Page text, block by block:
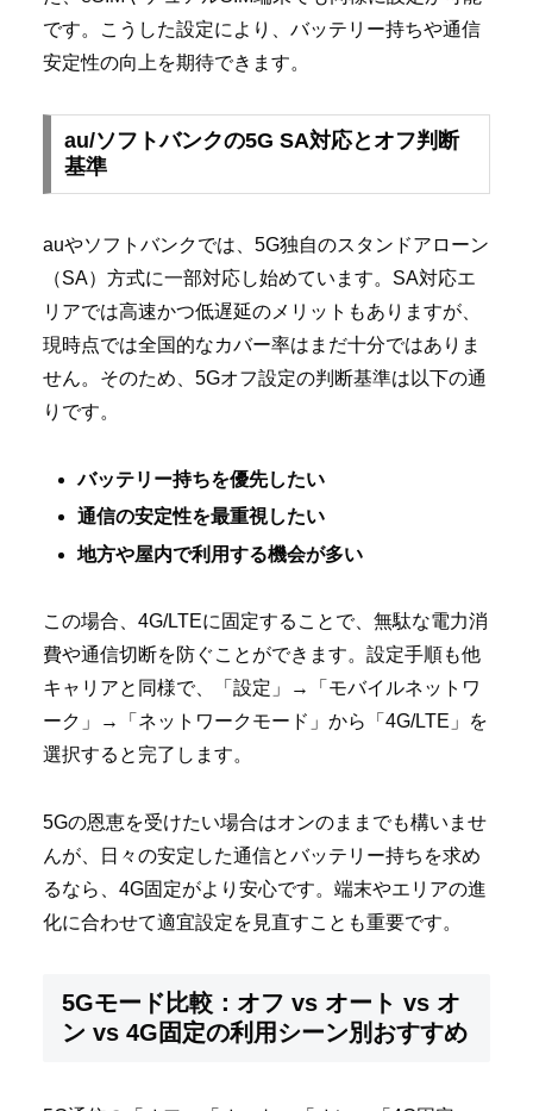
です。こうした設定により、バッテリー持ちや通信
安定性の向上を期待できます。
au/ソフトバンクの5G SA対応とオフ判断
基準
auやソフトバンクでは、5G独自のスタンドアローン
（SA）方式に一部対応し始めています。SA対応エ
リアでは高速かつ低遅延のメリットもありますが、
現時点では全国的なカバー率はまだ十分ではありま
せん。そのため、5Gオフ設定の判断基準は以下の通
りです。
バッテリー持ちを優先したい
通信の安定性を最重視したい
地方や屋内で利用する機会が多い
この場合、4G/LTEに固定することで、無駄な電力消
費や通信切断を防ぐことができます。設定手順も他
キャリアと同様で、「設定」→「モバイルネットワ
ーク」→「ネットワークモード」から「4G/LTE」を
選択すると完了します。
5Gの恩恵を受けたい場合はオンのままでも構いませ
んが、日々の安定した通信とバッテリー持ちを求め
るなら、4G固定がより安心です。端末やエリアの進
化に合わせて適宜設定を見直すことも重要です。
5Gモード比較：オフ vs オート vs オ
ン vs 4G固定の利用シーン別おすすめ